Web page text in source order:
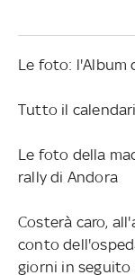
Le foto: l'Album
Tutto il
Le foto della
rally di Andora
Costerà caro,
conto
giorni in seguito